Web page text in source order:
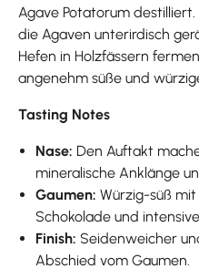
Agave Potatorum
die Agaven unterirdisch
Hefen in Holzfässern
angenehm süße und
Tasting Notes
Nase: Den Auftakt
mineralische Anklänge
Gaumen:Würzig-süß
Schokolade und
Finish: Seidenweicher
Abschied vom Gaumen.